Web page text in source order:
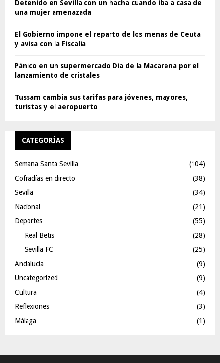
Detenido en Sevilla con un hacha cuando iba a casa de
una mujer amenazada
El Gobierno impone el reparto de los menas de Ceuta
y avisa con la Fiscalía
Pánico en un supermercado Día de la Macarena por el
lanzamiento de cristales
Tussam cambia sus tarifas para jóvenes, mayores,
turistas y el aeropuerto
CATEGORÍAS
Semana Santa Sevilla
(104)
Cofradías en directo
(38)
Sevilla
(34)
Nacional
(21)
Deportes
(55)
Real Betis
(28)
Sevilla FC
(25)
Andalucía
(9)
Uncategorized
(9)
Cultura
(4)
Reflexiones
(3)
Málaga
(1)